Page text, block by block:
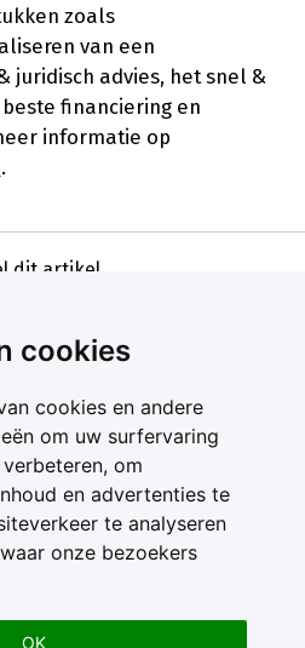
cookies
cookies en andere
om uw surfervaring
om
en advertenties te
te analyseren
onze bezoekers
OK
zoals
van een
juridisch advies, het snel &
financiering en
informatie op
.
dit artikel